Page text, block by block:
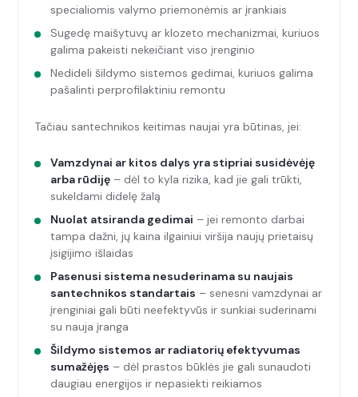
specialiomis valymo priemonėmis ar įrankiais
Sugedę maišytuvų ar klozeto mechanizmai, kuriuos
galima pakeisti nekeičiant viso įrenginio
Nedideli šildymo sistemos gedimai, kuriuos galima
pašalinti perprofilaktiniu remontu
Tačiau santechnikos keitimas naujai yra būtinas, jei:
Vamzdynai ar kitos dalys yra stipriai susidėvėję
arba rūdiję – dėl to kyla rizika, kad jie gali trūkti,
sukeldami didelę žalą
Nuolat atsiranda gedimai – jei remonto darbai
tampa dažni, jų kaina ilgainiui viršija naujų prietaisų
įsigijimo išlaidas
Pasenusi sistema nesuderinama su naujais
santechnikos standartais – senesni vamzdynai ar
įrenginiai gali būti neefektyvūs ir sunkiai suderinami
su nauja įranga
Šildymo sistemos ar radiatorių efektyvumas
sumažėjęs – dėl prastos būklės jie gali sunaudoti
daugiau energijos ir nepasiekti reikiamos